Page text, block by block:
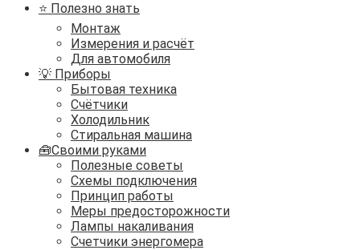
⭐ Полезно знать
Монтаж
Измерения и расчёт
Для автомобиля
💡 Приборы
Бытовая техника
Счётчики
Холодильник
Стиральная машина
🧰Своими руками
Полезные советы
Схемы подключения
Принцип работы
Меры предосторожности
Лампы накаливания
Счетчики энергомера